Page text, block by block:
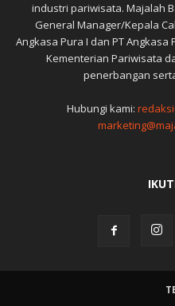
industri pariwisata. Majalah
General Manager/Kepala
Angkasa Pura I dan PT
Kementerian Pariwisata
penerbangan
Hubungi kami: